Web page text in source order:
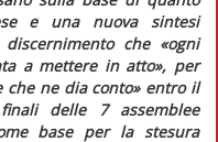
e una nuova sintesi
che «ogni
a mettere in atto», per
che ne dia conto» entro il
delle 7 assemblee
base per la stesura